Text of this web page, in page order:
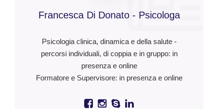
Francesca Di Donato - Psicologa
Psicologia clinica, dinamica e della salute -
percorsi individuali, di coppia e in gruppo: in
presenza e online
Formatore e Supervisore: in presenza e online